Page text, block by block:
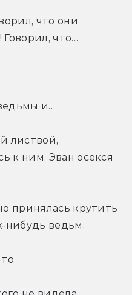
что они
что…
и…
листвой,
к ним. Эван осекся
принялась крутить
нибудь ведьм.